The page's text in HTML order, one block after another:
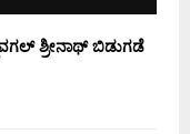
ಶ್ರೀನಾಥ್ ಬಿಡುಗಡೆ